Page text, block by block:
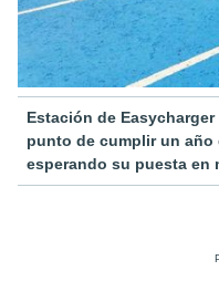
Estación de
punto de cumplir un
esperando su puesta en